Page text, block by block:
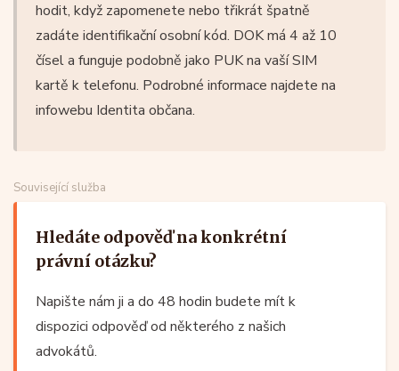
hodit, když zapomenete nebo třikrát špatně
zadáte identifikační osobní kód. DOK má 4 až 10
čísel a funguje podobně jako PUK na vaší SIM
kartě k telefonu. Podrobné informace najdete na
infowebu Identita občana.
Související služba
Hledáte odpověď na konkrétní
právní otázku?
Napište nám ji a do 48 hodin budete mít k
dispozici odpověď od některého z našich
advokátů.